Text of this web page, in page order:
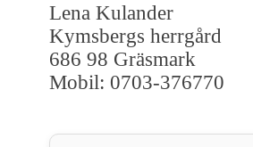
Lena Kulander
Kymsbergs herrgård
686 98 Gräsmark
Mobil: 0703-376770